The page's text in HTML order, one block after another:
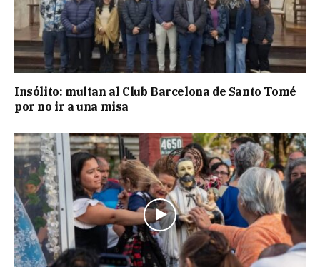
Insólito: multan al Club Barcelona de Santo Tomé
por no ir a una misa